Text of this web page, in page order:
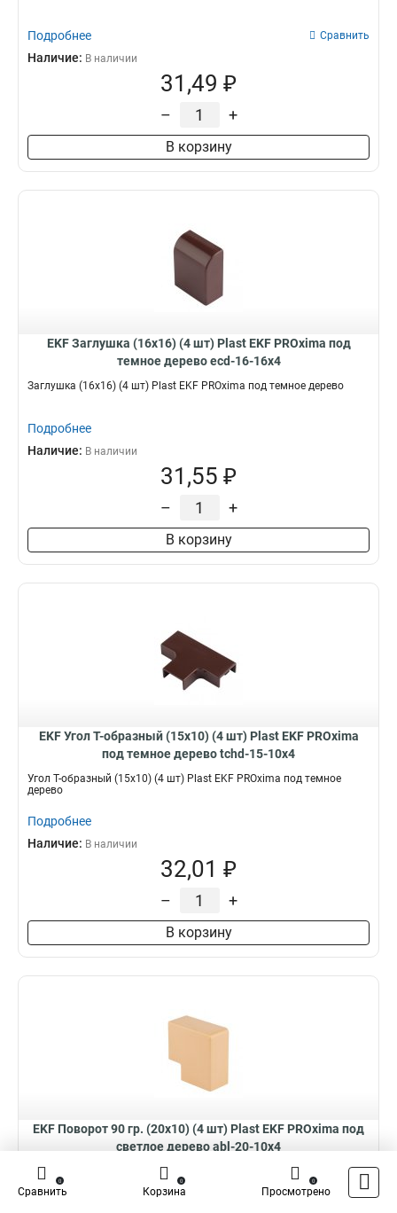
Подробнее Сравнить
Наличие: В наличии
31,49 ₽
– +
В корзину
EKF Заглушка (16х16) (4 шт) Plast EKF PROxima под
темное дерево ecd-16-16x4
Заглушка (16х16) (4 шт) Plast EKF PROxima под темное дерево
Подробнее
Наличие: В наличии
31,55 ₽
– +
В корзину
EKF Угол T-образный (15х10) (4 шт) Plast EKF PROxima
под темное дерево tchd-15-10x4
Угол T-образный (15х10) (4 шт) Plast EKF PROxima под темное
дерево
Подробнее
Наличие: В наличии
32,01 ₽
– +
В корзину
EKF Поворот 90 гр. (20х10) (4 шт) Plast EKF PROxima под
светлое дерево abl-20-10x4
Поворот 90 гр. (20х10) (4 шт) Plast EKF PROxima под светлое дерево
Сравнить
0
Корзина
0
Просмотрено
0